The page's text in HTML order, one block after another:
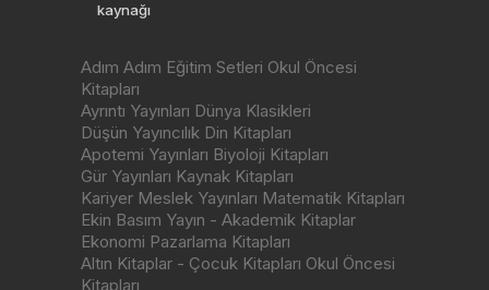
kaynağı
Adım Adım Eğitim Setleri Okul Öncesi
Kitapları
Ayrıntı Yayınları Dünya Klasikleri
Düşün Yayıncılık Din Kitapları
Apotemi Yayınları Biyoloji Kitapları
Gür Yayınları Kaynak Kitapları
Kariyer Meslek Yayınları Matematik Kitapları
Ekin Basım Yayın - Akademik Kitaplar
Ekonomi Pazarlama Kitapları
Altın Kitaplar - Çocuk Kitapları Okul Öncesi
Kitapları